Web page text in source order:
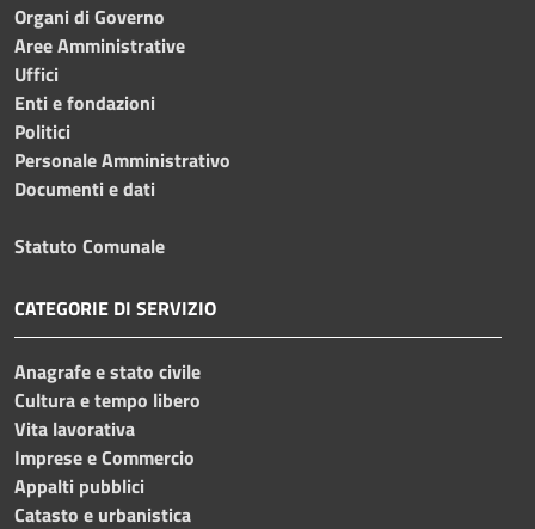
Organi di Governo
Aree Amministrative
Uffici
Enti e fondazioni
Politici
Personale Amministrativo
Documenti e dati
Statuto Comunale
CATEGORIE DI SERVIZIO
Anagrafe e stato civile
Cultura e tempo libero
Vita lavorativa
Imprese e Commercio
Appalti pubblici
Catasto e urbanistica